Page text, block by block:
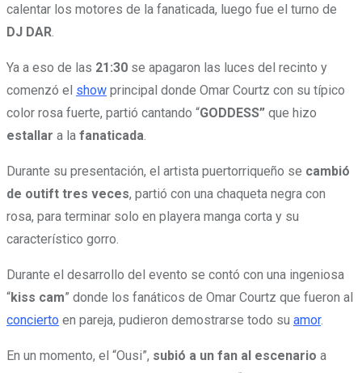
calentar los motores de la fanaticada, luego fue el turno de
DJ DAR.
Ya a eso de las 21:30 se apagaron las luces del recinto y
comenzó el show principal donde Omar Courtz con su típico
color rosa fuerte, partió cantando “GODDESS” que hizo
estallar a la fanaticada.
Durante su presentación, el artista puertorriqueño se cambió
de outift tres veces, partió con una chaqueta negra con
rosa, para terminar solo en playera manga corta y su
característico gorro.
Durante el desarrollo del evento se contó con una ingeniosa
“kiss cam” donde los fanáticos de Omar Courtz que fueron al
concierto en pareja, pudieron demostrarse todo su amor.
En un momento, el “Ousi”, subió a un fan al escenario a